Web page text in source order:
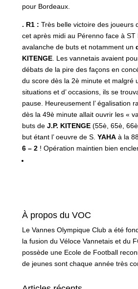
pour Bordeaux.
. R1 : Très belle victoire des joueurs
cet après midi au Pérenno face à ST
avalanche de buts et notamment un
KITENGE. Les vannetais avaient
débats de la pire des façons en
du score dès la 2è minute et malgré
situations et d’ occasions, ils se
pause. Heureusement l’ égalisation
dès la 49è minute allait ouvrir les «
buts de J.P. KITENGE(55è, 65è,
but étant l’ oeuvre de S. YAHAà la
6 – 2! Opération maintien bien
À propos du VOC
Le Vannes Olympique Club a été
la fusion du Véloce Vannetais et du
possède une Ecole de Football
de jeunes sont chaque année très